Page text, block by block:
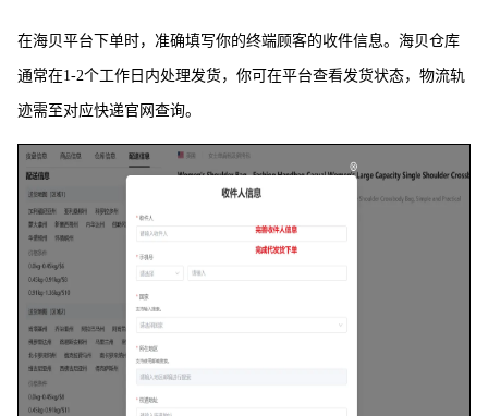
在海贝平台下单时，准确填写你的终端顾客的收件信息。海贝仓库
通常在1-2个工作日内处理发货，你可在平台查看发货状态，物流轨
迹需至对应快递官网查询。